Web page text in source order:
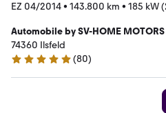
EZ 04/2014• 143.800 km • 185 kW
Automobile by SV-HOME MOTORS
74360 Ilsfeld
5 Sterne
(80)